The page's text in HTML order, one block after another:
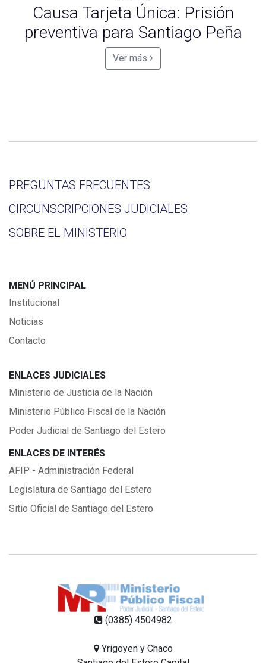
Causa Tarjeta Única: Prisión
preventiva para Santiago Peña
Ver más
PREGUNTAS FRECUENTES
CIRCUNSCRIPCIONES JUDICIALES
SOBRE EL MINISTERIO
MENÚ PRINCIPAL
Institucional
Noticias
Contacto
ENLACES JUDICIALES
Ministerio de Justicia de la Nación
Ministerio Público Fiscal de la Nación
Poder Judicial de Santiago del Estero
ENLACES DE INTERÉS
AFIP - Administración Federal
Legislatura de Santiago del Estero
Sitio Oficial de Santiago del Estero
(0385) 4504982
Yrigoyen y Chaco